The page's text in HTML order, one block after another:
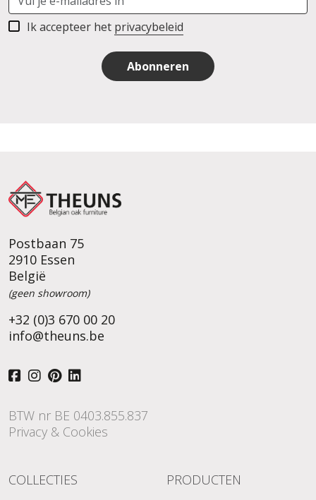
Ik accepteer het privacybeleid
Abonneren
Postbaan 75
2910 Essen
België
(geen showroom)
+32 (0)3 670 00 20
info@theuns.be
BTW nr BE 0403.855.837
Privacy & Cookies
COLLECTIES
PRODUCTEN